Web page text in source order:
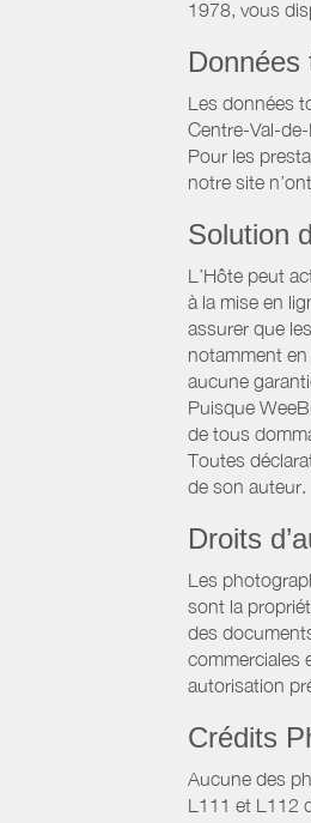
1978, vous
Données
Les données
Centre-Val-
Pour les
notre site
Solution
L’Hôte peut
à la mise en
assurer que
notamment
aucune
Puisque
de tous
Toutes
de son auteur.
Droits
Les
sont la
des
commerciales
autorisation
Crédits
Aucune des
L111 et L112